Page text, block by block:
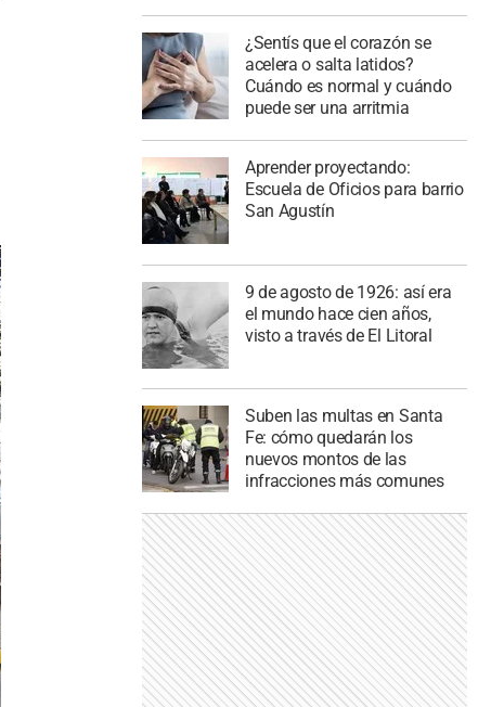
¿Sentís que el corazón se
acelera o salta latidos?
Cuándo es normal y cuándo
puede ser una arritmia
Aprender proyectando:
Escuela de Oficios para barrio
San Agustín
9 de agosto de 1926: así era
el mundo hace cien años,
visto a través de El Litoral
Suben las multas en Santa
Fe: cómo quedarán los
nuevos montos de las
infracciones más comunes